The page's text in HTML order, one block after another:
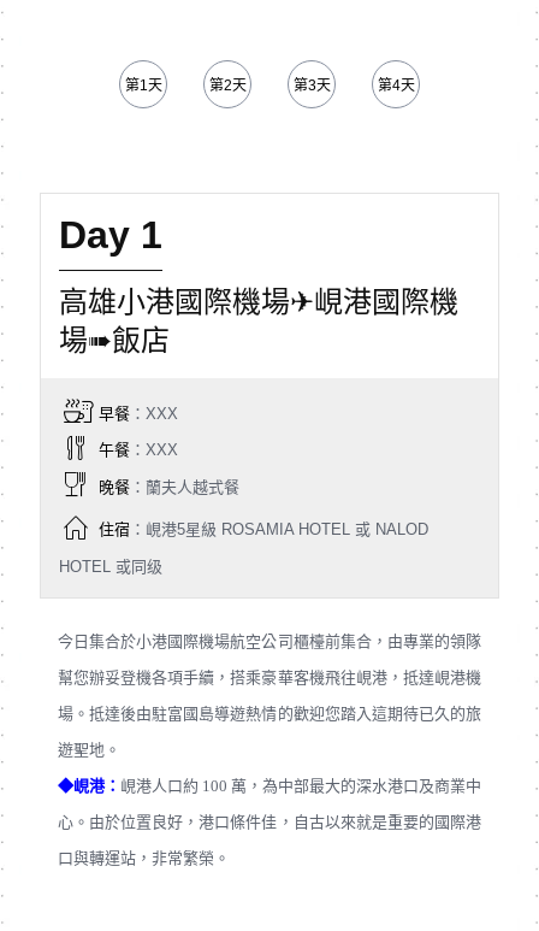
第1天 第2天 第3天 第4天
Day 1
高雄小港國際機場✈峴港國際機
場➠飯店
早餐：XXX
午餐：XXX
晚餐：蘭夫人越式餐
住宿：峴港5星級 ROSAMIA HOTEL 或 NALOD
HOTEL 或同级
今日集合於小港國際機場航空公司櫃檯前集合，由專業的領隊
幫您辦妥登機各項手續，搭乘豪華客機飛往峴港，抵達峴港機
場。抵達後由駐富國島導遊熱情的歡迎您踏入這期待已久的旅
遊聖地。
◆峴港： 峴港人口約 100 萬，為中部最大的深水港口及商業中
心。由於位置良好，港口條件佳，自古以來就是重要的國際港
口與轉運站，非常繁榮。